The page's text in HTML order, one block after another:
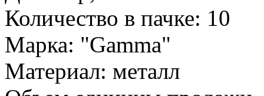
Количество в пачке: 10
Марка: "Gamma"
Материал: металл